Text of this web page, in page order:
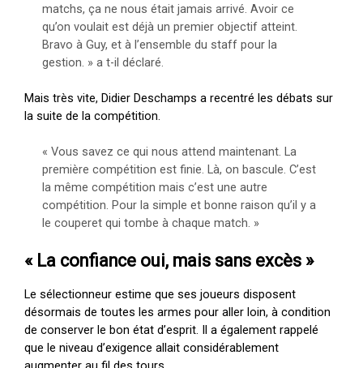
matchs, ça ne nous était jamais arrivé. Avoir ce
qu’on voulait est déjà un premier objectif atteint.
Bravo à Guy, et à l’ensemble du staff pour la
gestion. » a t-il déclaré.
Mais très vite, Didier Deschamps a recentré les débats sur
la suite de la compétition.
« Vous savez ce qui nous attend maintenant. La
première compétition est finie. Là, on bascule. C’est
la même compétition mais c’est une autre
compétition. Pour la simple et bonne raison qu’il y a
le couperet qui tombe à chaque match. »
« La confiance oui, mais sans excès »
Le sélectionneur estime que ses joueurs disposent
désormais de toutes les armes pour aller loin, à condition
de conserver le bon état d’esprit. Il a également rappelé
que le niveau d’exigence allait considérablement